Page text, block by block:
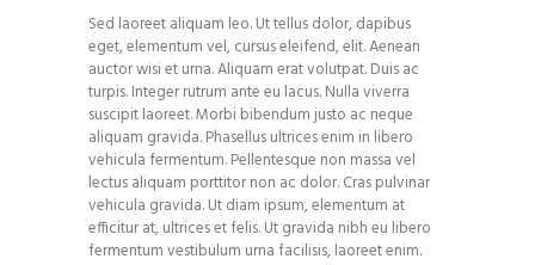
Sed laoreet aliquam leo. Ut tellus dolor, dapibus
eget, elementum vel, cursus eleifend, elit. Aenean
auctor wisi et urna. Aliquam erat volutpat. Duis ac
turpis. Integer rutrum ante eu lacus. Nulla viverra
suscipit laoreet. Morbi bibendum justo ac neque
aliquam gravida. Phasellus ultrices enim in libero
vehicula fermentum. Pellentesque non massa vel
lectus aliquam porttitor non ac dolor. Cras pulvinar
vehicula gravida. Ut diam ipsum, elementum at
efficitur at, ultrices et felis. Ut gravida nibh eu libero
fermentum vestibulum urna facilisis, laoreet enim.